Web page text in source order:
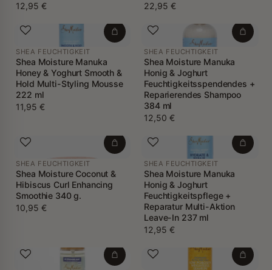
12,95 €
22,95 €
SHEA FEUCHTIGKEIT
Shea Moisture Manuka
Honey & Yoghurt Smooth &
Hold Multi-Styling Mousse
222 ml
11,95 €
SHEA FEUCHTIGKEIT
Shea Moisture Manuka
Honig & Joghurt
Feuchtigkeitsspendendes +
Reparierendes Shampoo
384 ml
12,50 €
SHEA FEUCHTIGKEIT
Shea Moisture Coconut &
Hibiscus Curl Enhancing
Smoothie 340 g.
10,95 €
SHEA FEUCHTIGKEIT
Shea Moisture Manuka
Honig & Joghurt
Feuchtigkeitspflege +
Reparatur Multi-Aktion
Leave-In 237 ml
12,95 €